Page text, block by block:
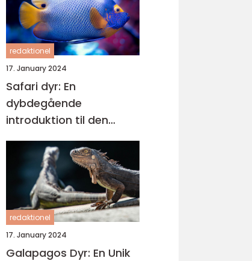
redaktionel
17. January 2024
Safari dyr: En
dybdegående
introduktion til den
spændende verden af
vilde dyr
redaktionel
17. January 2024
Galapagos Dyr: En Unik